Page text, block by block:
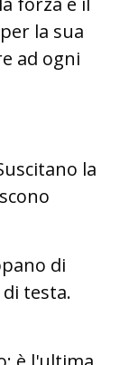
la sua
ad ogni
la
di
testa.